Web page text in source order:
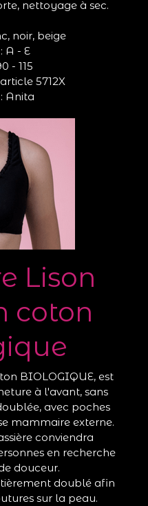
nettoyage à sec.
noir, beige
A - E
- 115
5712X
Anita
Lison
coton
BIOLOGIQUE, est
à l'avant, sans
avec poches
mammaire externe.
conviendra
en recherche
douceur.
doublé afin
sur la peau.